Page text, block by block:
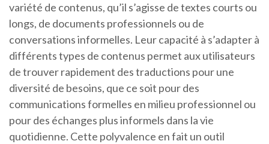
variété de contenus, qu’il s’agisse de textes courts ou
longs, de documents professionnels ou de
conversations informelles. Leur capacité à s’adapter à
différents types de contenus permet aux utilisateurs
de trouver rapidement des traductions pour une
diversité de besoins, que ce soit pour des
communications formelles en milieu professionnel ou
pour des échanges plus informels dans la vie
quotidienne. Cette polyvalence en fait un outil